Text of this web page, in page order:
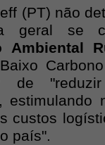
(PT) não
geral se
Ambiental
de
estimulando
custos
país".